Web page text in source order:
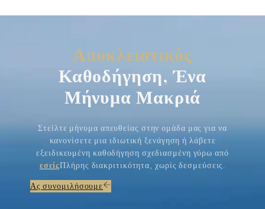
Αποκλειστικός
Καθοδήγηση, Ένα
Μήνυμα Μακριά
Στείλτε μήνυμα απευθείας στην ομάδα μας για να
κανονίσετε μια ιδιωτική ξενάγηση ή λάβετε
εξειδικευμένη καθοδήγηση σχεδιασμένη γύρω από
εσείςΠλήρης διακριτικότητα, χωρίς δεσμεύσεις.
Ας συνομιλήσουμε